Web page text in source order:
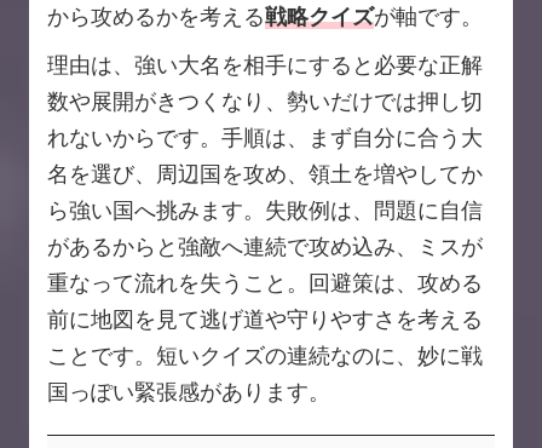
から攻めるかを考える戦略クイズが軸です。
理由は、強い大名を相手にすると必要な正解
数や展開がきつくなり、勢いだけでは押し切
れないからです。手順は、まず自分に合う大
名を選び、周辺国を攻め、領土を増やしてか
ら強い国へ挑みます。失敗例は、問題に自信
があるからと強敵へ連続で攻め込み、ミスが
重なって流れを失うこと。回避策は、攻める
前に地図を見て逃げ道や守りやすさを考える
ことです。短いクイズの連続なのに、妙に戦
国っぽい緊張感があります。